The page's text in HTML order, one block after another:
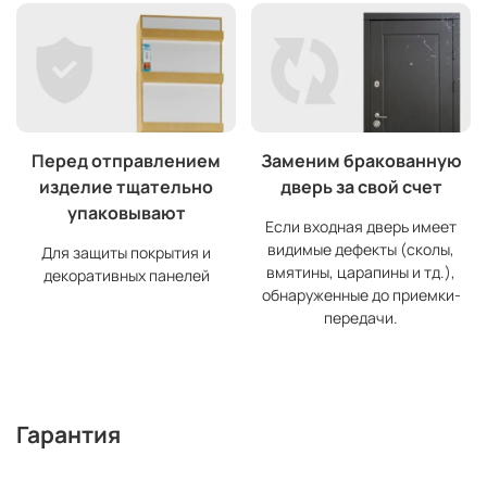
Перед отправлением
изделие тщательно
упаковывают
Для защиты покрытия и
декоративных панелей
Заменим бракованную
дверь за свой счет
Если входная дверь имеет
видимые дефекты (сколы,
вмятины, царапины и тд.),
обнаруженные до приемки-
передачи.
Гарантия